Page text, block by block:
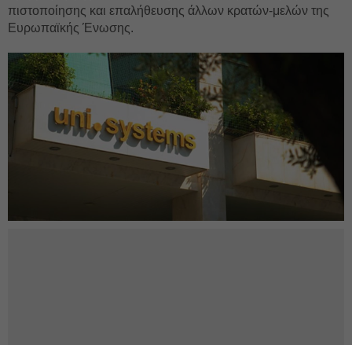
πιστοποίησης και επαλήθευσης άλλων κρατών-μελών της
Ευρωπαϊκής Ένωσης.